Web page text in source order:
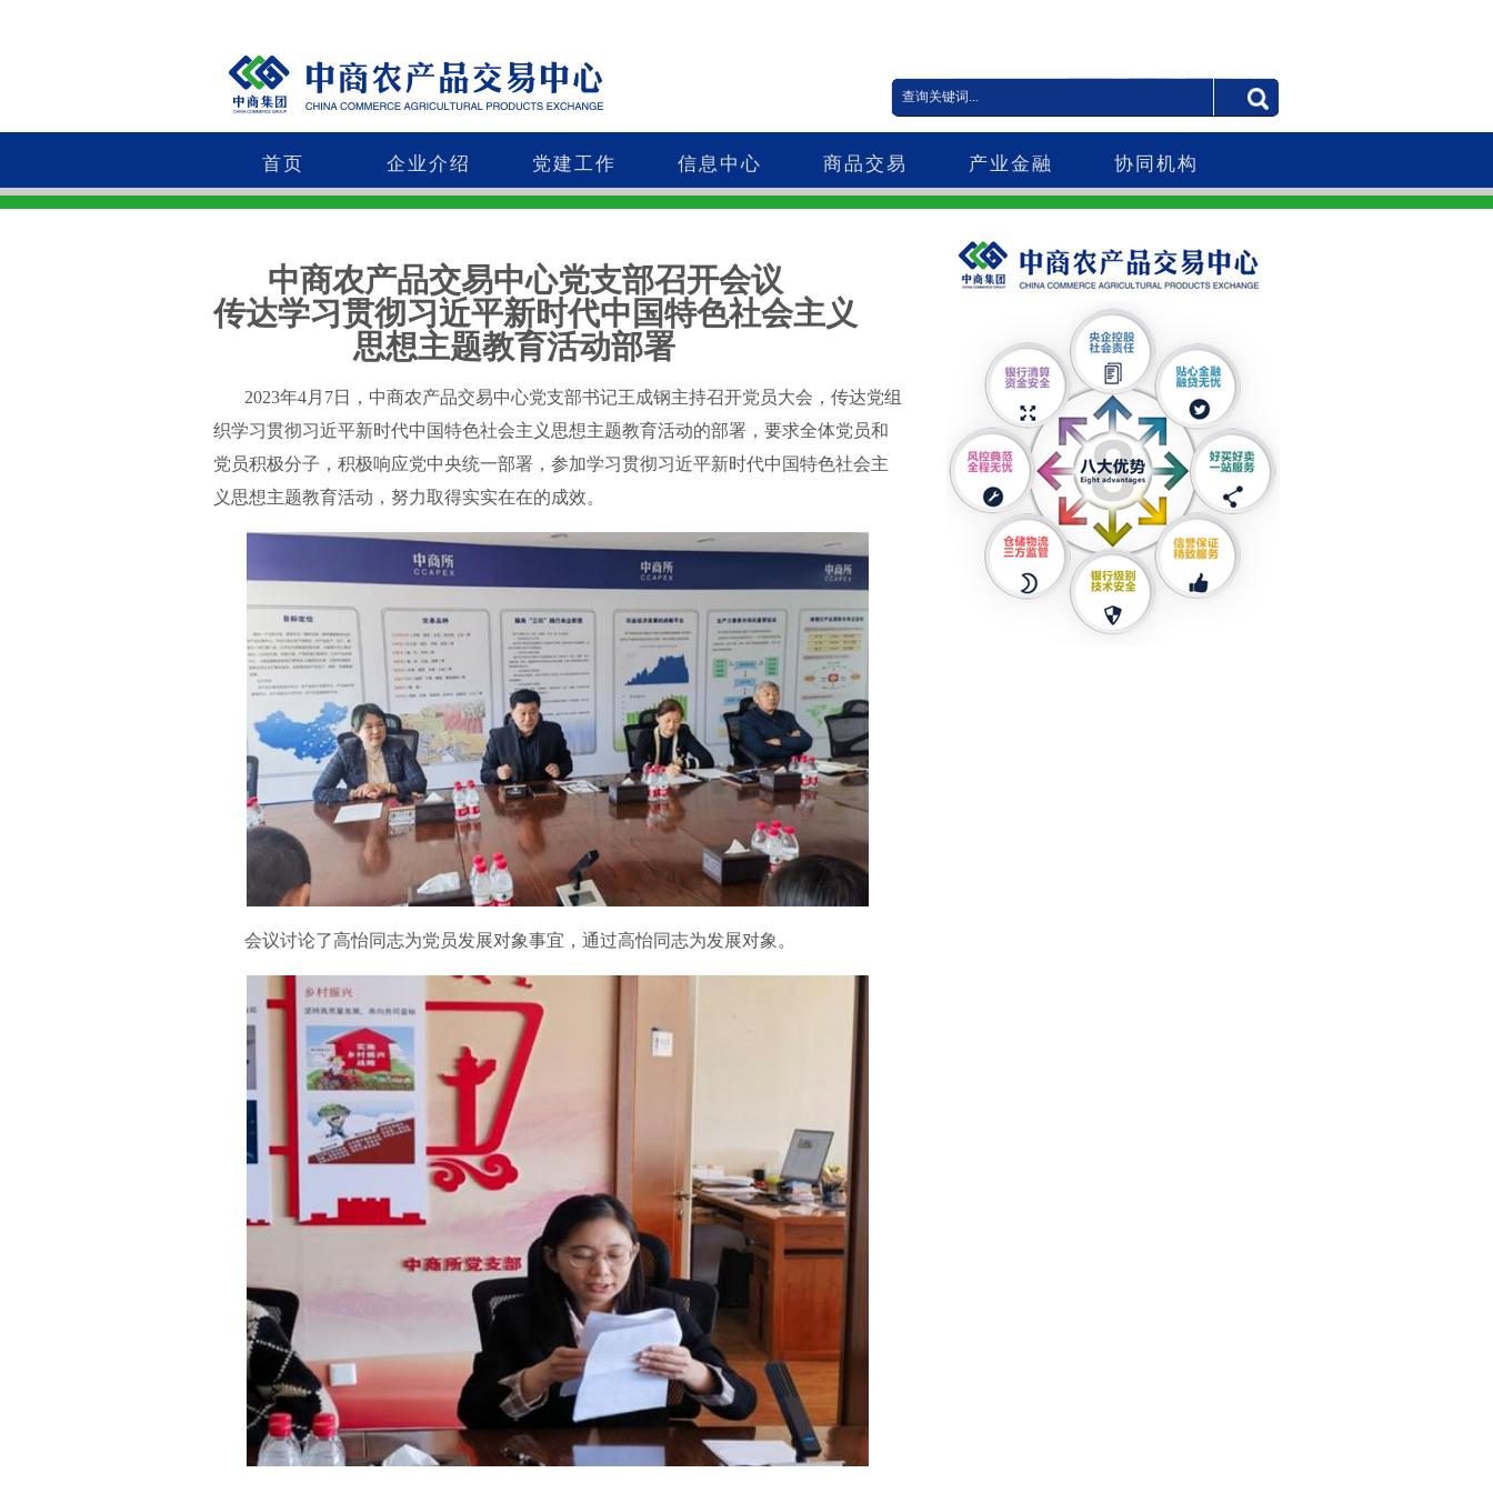
首页 企业介绍 党建工作 信息中心 商品交易 产业金融 协同机构
中商农产品交易中心党支部召开会议
传达学习贯彻习近平新时代中国特色社会主义
思想主题教育活动部署
2023年4月7日，中商农产品交易中心党支部书记王成钢主持召开党员大会，传达党组
织学习贯彻习近平新时代中国特色社会主义思想主题教育活动的部署，要求全体党员和
党员积极分子，积极响应党中央统一部署，参加学习贯彻习近平新时代中国特色社会主
义思想主题教育活动，努力取得实实在在的成效。
会议讨论了高怡同志为党员发展对象事宜，通过高怡同志为发展对象。